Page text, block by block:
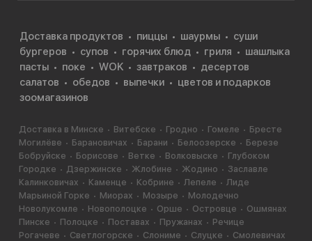
Доставка продуктов пиццы шаурмы
суши
бургеров
супов горячих блюд гриля
шашлыка
пасты
поке WOK завтраков
десертов
салатов
обедов выпечки
цветов и подарков
зоомагазинов
Доставка в Минске Витебске Гродно Гомеле
Бресте
Могилёве
Барановичах Барани Белоозерске
Березе
Бобруйске
Борисове Ветке Волковыске
Глубоком
Городке
Дзержинске Жлобине Жодино
Заславле
Калинковичах
Каменце Кобрине Лепеле
Лиде
Марьиной Горке
Миорах Мозыре
Молодечно
Новолукомле
Новополоцке Орше Островце
Ошмянах
Пинске
Полоцке Поставах Пружанах
Речице
Рогачеве
Светлогорске Слониме Слуцке
Смолевичах